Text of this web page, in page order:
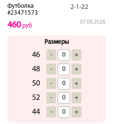
Футболка
#23471573
2-1-22
07.08.2026
460руб
Размеры
46 - +
48 - +
50 - +
52 - +
44 - +